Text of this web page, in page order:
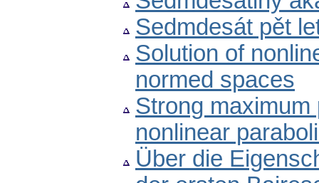
Sedmdesát pět
Solution of
normed spaces
Strong
nonlinear
Über die